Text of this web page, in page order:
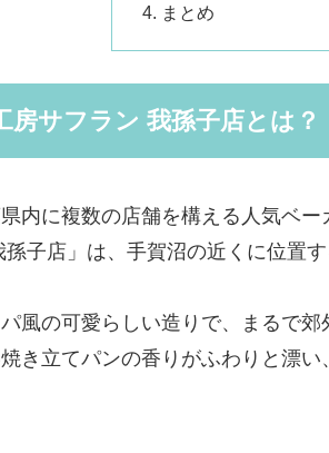
まとめ
房サフラン 我孫子店とは？
内に複数の店舗を構える人気ベ
子店」は、手賀沼の近くに位置
風の可愛らしい造りで、まるで
き立てパンの香りがふわりと漂